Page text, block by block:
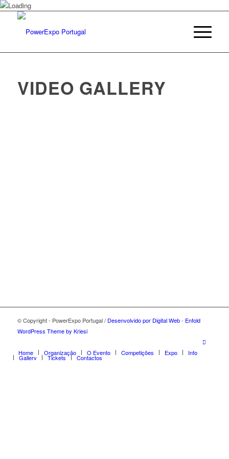
VIDEO GALLERY
© Copyright - PowerExpo Portugal / Desenvolvido por Digital Web- Enfold
WordPress Theme by Kriesi
Home Organização O Evento Competições Expo Info
Gallery Tickets Contactos